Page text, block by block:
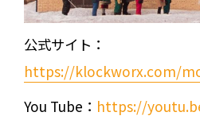
公式サイト：
https://klockworx.com/
You Tube： https://